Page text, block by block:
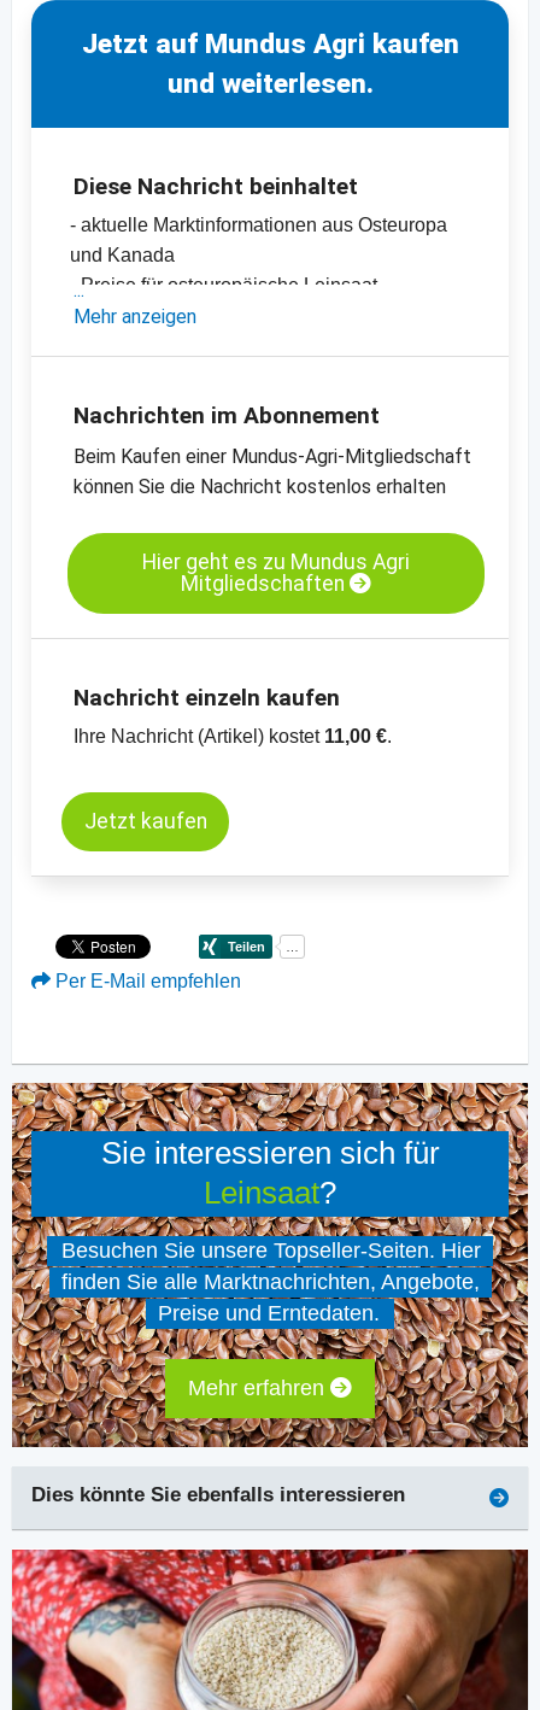
Jetzt auf Mundus Agri kaufen
und weiterlesen.
Diese Nachricht beinhaltet
- aktuelle Marktinformationen aus Osteuropa
und Kanada
- Preise für osteuropäische Leinsaat
-Preischart für Leinsaat, braun, 99.9%
Mehr anzeigen
Nachrichten im Abonnement
Beim Kaufen einer Mundus-Agri-Mitgliedschaft
können Sie die Nachricht kostenlos erhalten
Hier geht es zu Mundus Agri
Mitgliedschaften
Nachricht einzeln kaufen
Ihre Nachricht (Artikel) kostet 11,00 €.
Jetzt kaufen
Per E-Mail empfehlen
Sie interessieren sich für
Leinsaat?
Besuchen Sie unsere Topseller-Seiten. Hier
finden Sie alle Marktnachrichten, Angebote,
Preise und Erntedaten.
Mehr erfahren
Dies könnte Sie ebenfalls interessieren